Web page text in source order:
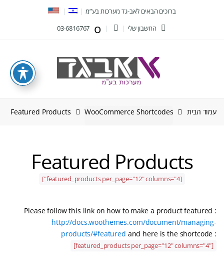
ברוכים הבאים לאב-גד מערכות בע”מ
החשבון שלי
עמוד הבית WooCommerce Shortcodes
Featured Products
Featured Products
[featured_products per_page="12" columns="4"]
Please follow this link on how to make a product featured :
http://docs.woothemes.com/document/managing-
products/#featured and here is the shortcode :
[featured_products per_page="12" columns="4"]